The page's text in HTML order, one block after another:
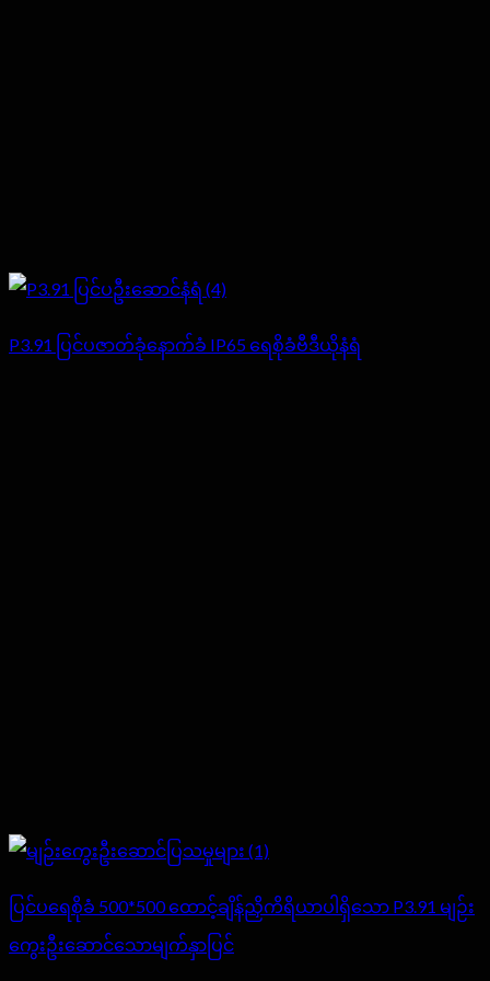
P3.91 ပြင်ပဇာတ်ခုံနောက်ခံ IP65 ရေစိုခံဗီဒီယိုနံရံ
ပြင်ပရေစိုခံ 500*500 ထောင့်ချိန်ညှိကိရိယာပါရှိသော P3.91 မျဉ်း
ကွေးဦးဆောင်သောမျက်နှာပြင်